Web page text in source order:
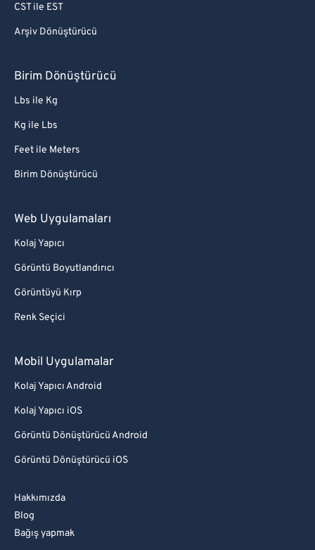
CST ile EST
Arşiv Dönüştürücü
Birim Dönüştürücü
Lbs ile Kg
Kg ile Lbs
Feet ile Meters
Birim Dönüştürücü
Web Uygulamaları
Kolaj Yapıcı
Görüntü Boyutlandırıcı
Görüntüyü Kırp
Renk Seçici
Mobil Uygulamalar
Kolaj Yapıcı Android
Kolaj Yapıcı iOS
Görüntü Dönüştürücü Android
Görüntü Dönüştürücü iOS
Hakkımızda
Blog
Bağış yapmak